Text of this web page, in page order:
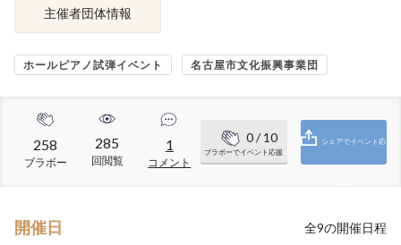
主催者団体情報
ホールピアノ試弾イベント 名古屋市文化振興事業団
258
ブラボー
285
回閲覧
1
コメント
0/ 10
ブラボーでイベント応援
シェアでイベント応
開催日 全9の開催日程